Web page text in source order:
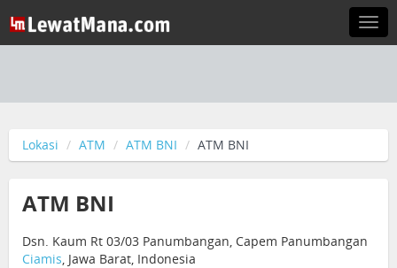
Lokasi ATM ATM BNI ATM BNI
ATM BNI
Dsn. Kaum Rt 03/03 Panumbangan, Capem Panumbangan
Ciamis, Jawa Barat, Indonesia